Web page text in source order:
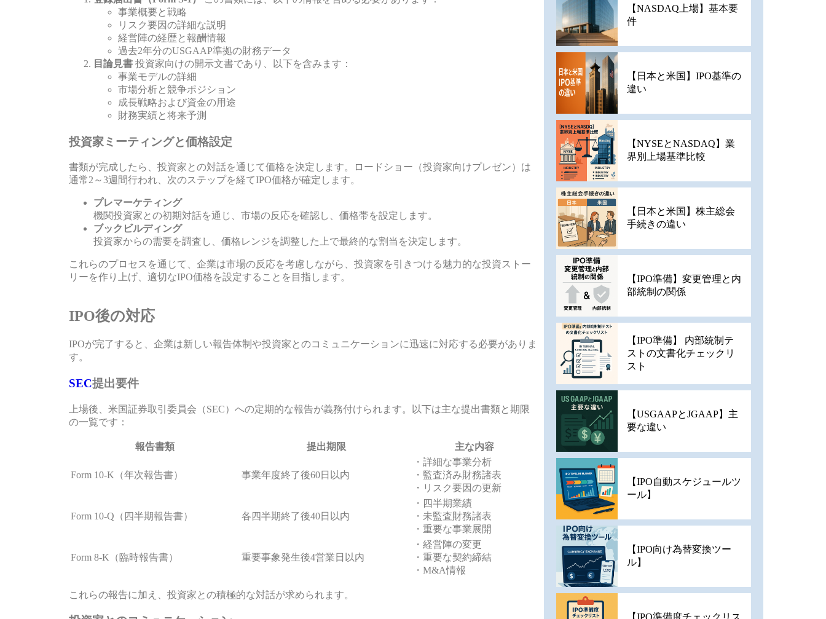
事業概要と戦略
リスク要因の詳細な説明
経営陣の経歴と報酬情報
過去2年分のUSGAAP準拠の財務データ
目論見書 投資家向けの開示文書であり、以下を含みます：
事業モデルの詳細
市場分析と競争ポジション
成長戦略および資金の用途
財務実績と将来予測
投資家ミーティングと価格設定
書類が完成したら、投資家との対話を通じて価格を決定します。ロードショー（投資家向けプレゼン）は
通常2～3週間行われ、次のステップを経てIPO価格が確定します。
プレマーケティング
機関投資家との初期対話を通じ、市場の反応を確認し、価格帯を設定します。
ブックビルディング
投資家からの需要を調査し、価格レンジを調整した上で最終的な割当を決定します。
これらのプロセスを通じて、企業は市場の反応を考慮しながら、投資家を引きつける魅力的な投資ストー
リーを作り上げ、適切なIPO価格を設定することを目指します。
IPO後の対応
IPOが完了すると、企業は新しい報告体制や投資家とのコミュニケーションに迅速に対応する必要がありま
す。
SEC提出要件
上場後、米国証券取引委員会（SEC）への定期的な報告が義務付けられます。以下は主な提出書類と期限
の一覧です：
報告書類 提出期限 主な内容
Form 10-K（年次報告書） 事業年度終了後60日以内
・詳細な事業分析
・監査済み財務諸表
・リスク要因の更新
Form 10-Q（四半期報告書） 各四半期終了後40日以内
・四半期業績
・未監査財務諸表
・重要な事業展開
Form 8-K（臨時報告書） 重要事象発生後4営業日以内
・経営陣の変更
・重要な契約締結
・M&A情報
これらの報告に加え、投資家との積極的な対話が求められます。
【NASDAQ上場】基本要
件
【日本と米国】IPO基準の
違い
【NYSEとNASDAQ】業
界別上場基準比較
【日本と米国】株主総会
手続きの違い
【IPO準備】変更管理と内
部統制の関係
【IPO準備】 内部統制テ
ストの文書化チェックリ
スト
【USGAAPとJGAAP】主
要な違い
【IPO自動スケジュールツ
ール】
【IPO向け為替変換ツー
ル】
【IPO準備度チェックリス